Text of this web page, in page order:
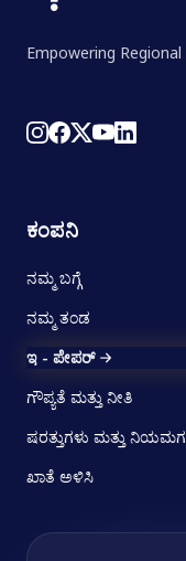
Empowering
ಕಂಪನಿ
ನಮ್ಮ ಬಗ್ಗೆ
ನಮ್ಮ ತಂಡ
ಇ - ಪೇಪರ್
ಗೌಪ್ಯತೆ ಮತ್ತು ನೀತಿ
ಷರತ್ತುಗಳು ಮತ್ತು
ಖಾತೆ ಅಳಿಸಿ